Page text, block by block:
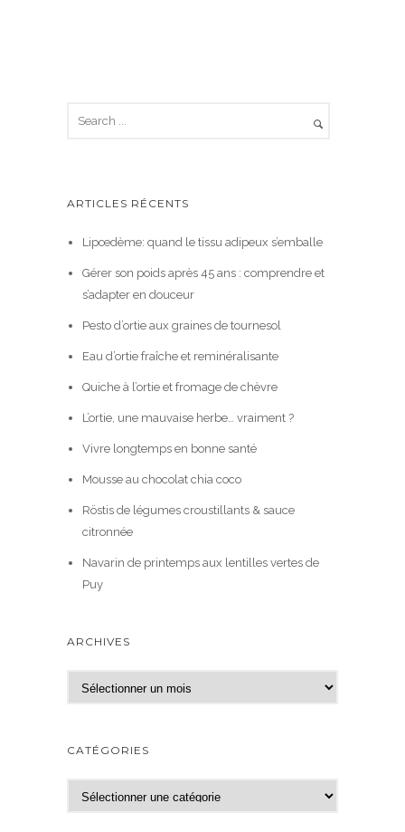
ARTICLES RÉCENTS
Lipœdème: quand le tissu adipeux s’emballe
Gérer son poids après 45 ans : comprendre et
s’adapter en douceur
Pesto d’ortie aux graines de tournesol
Eau d’ortie fraîche et reminéralisante
Quiche à l’ortie et fromage de chèvre
L’ortie, une mauvaise herbe… vraiment ?
Vivre longtemps en bonne santé
Mousse au chocolat chia coco
Röstis de légumes croustillants & sauce
citronnée
Navarin de printemps aux lentilles vertes de
Puy
ARCHIVES
r
h
e
CATÉGORIES
a